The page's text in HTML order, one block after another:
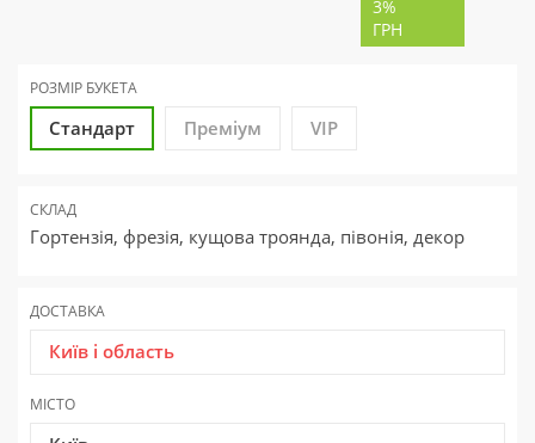
3%
ГРН
РОЗМІР БУКЕТА
Стандарт Преміум VIP
СКЛАД
Гортензія, фрезія, кущова троянда, півонія, декор
ДОСТАВКА
Київ і область
МІСТО